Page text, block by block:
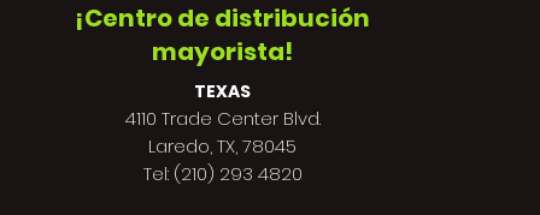
¡Centro de distribución
mayorista!
TEXAS
4110 Trade Center Blvd.
Laredo, TX, 78045
Tel: (210) 293 4820